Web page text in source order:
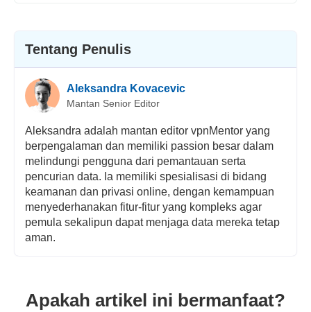
Tentang Penulis
Aleksandra Kovacevic
Mantan Senior Editor
Aleksandra adalah mantan editor vpnMentor yang
berpengalaman dan memiliki passion besar dalam
melindungi pengguna dari pemantauan serta
pencurian data. Ia memiliki spesialisasi di bidang
keamanan dan privasi online, dengan kemampuan
menyederhanakan fitur-fitur yang kompleks agar
pemula sekalipun dapat menjaga data mereka tetap
aman.
Apakah artikel ini bermanfaat?